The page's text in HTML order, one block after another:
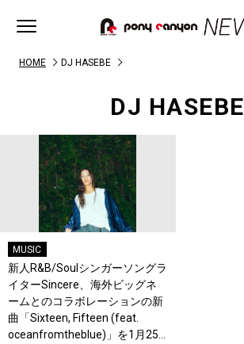
HOME DJ HASEBE
DJ HASEBE
MUSIC
新人R&B/Soulシンガーソングラ
イターSincere、海外ビッグネ
ームとのコラボレーションの新
曲「Sixteen, Fifteen (feat.
oceanfromtheblue)」を1月25